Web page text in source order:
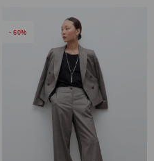
60